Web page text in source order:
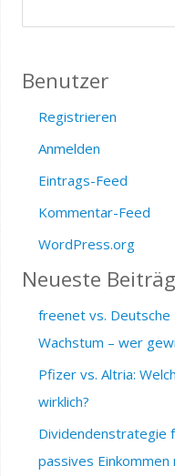
Benutzer
Registrieren
Anmelden
Eintrags-Feed
Kommentar-Feed
WordPress.org
Neueste
freenet vs. Deutsche
Wachstum – wer
Pfizer vs. Altria:
wirklich?
Dividendenstrategie
passives Einkommen